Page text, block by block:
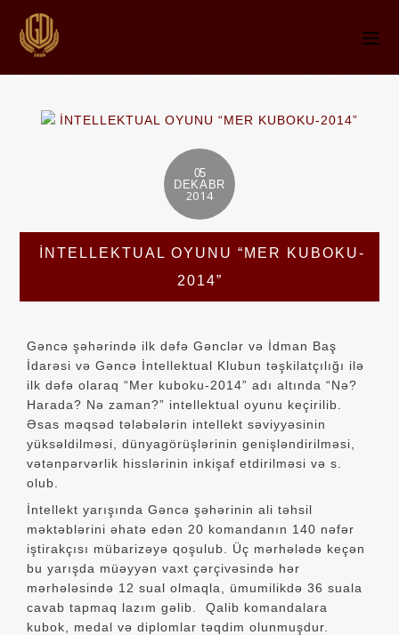
05
DEKABR
2014
İNTELLEKTUAL OYUNU “MER KUBOKU-
2014”
Gəncə şəhərində ilk dəfə Gənclər və İdman Baş
İdarəsi və Gəncə İntellektual Klubun təşkilatçılığı ilə
ilk dəfə olaraq “Mer kuboku-2014” adı altında “Nə?
Harada? Nə zaman?” intellektual oyunu keçirilib.
Əsas məqsəd tələbələrin intellekt səviyyəsinin
yüksəldilməsi, dünyagörüşlərinin genişləndirilməsi,
vətənpərvərlik hisslərinin inkişaf etdirilməsi və s.
olub.
İntellekt yarışında Gəncə şəhərinin ali təhsil
məktəblərini əhatə edən 20 komandanın 140 nəfər
iştirakçısı mübarizəyə qoşulub. Üç mərhələdə keçən
bu yarışda müəyyən vaxt çərçivəsində hər
mərhələsində 12 sual olmaqla, ümumilikdə 36 suala
cavab tapmaq lazım gəlib. Qalib komandalara
kubok, medal və diplomlar təqdim olunmuşdur.